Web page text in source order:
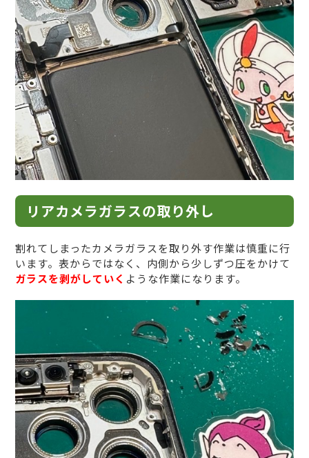
リアカメラガラスの取り外し
割れてしまったカメラガラスを取り外す作業は慎重に行
います。表からではなく、内側から少しずつ圧をかけて
ガラスを剥がしていく ような作業になります。